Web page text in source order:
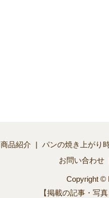
商品紹介 パンの焼き上がり
お問い合わせ
Copyright ©
【掲載の記事・写